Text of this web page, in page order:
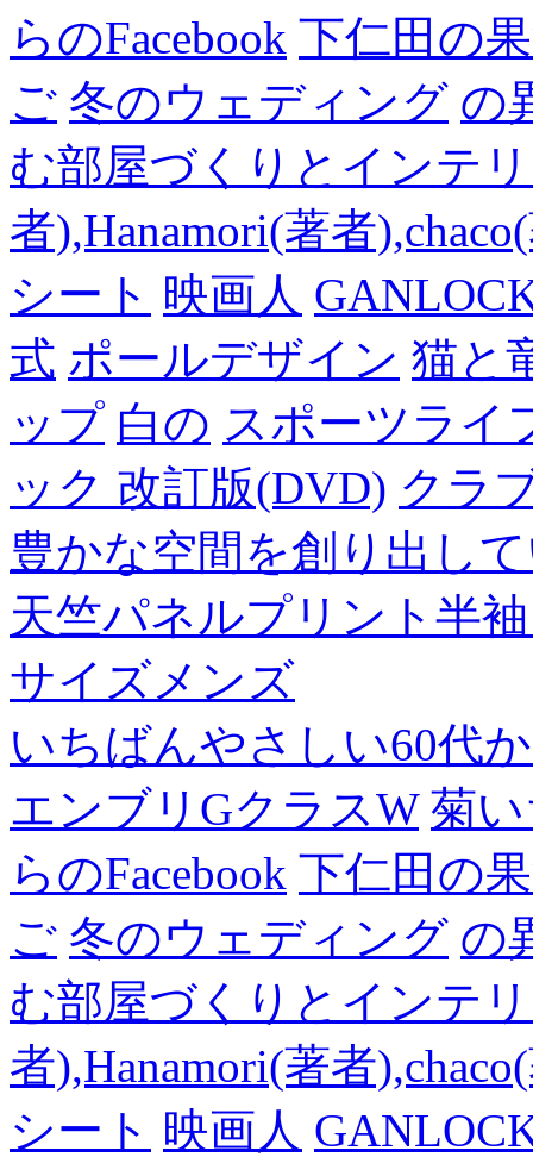
らのFacebook 下仁田の
ご 冬のウェディング の
む部屋づくりとインテ
者),Hanamori(著者
シート 映画人
式 ポールデザイン 猫と
ップ 白の スポーツライ
ック 改訂版(DVD) クラ
豊かな空間を創り出し
天竺パネルプリント半
サイズメンズ
いちばんやさしい60代
エンブリGクラスW 菊
らのFacebook 下仁田の
ご 冬のウェディング の
む部屋づくりとインテ
者),Hanamori(著者
シート 映画人